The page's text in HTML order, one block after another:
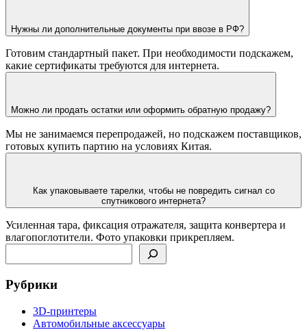
Нужны ли дополнительные документы при ввозе в РФ?
Готовим стандартный пакет. При необходимости подскажем,
какие сертификаты требуются для интернета.
Можно ли продать остатки или оформить обратную продажу?
Мы не занимаемся перепродажей, но подскажем поставщиков,
готовых купить партию на условиях Китая.
Как упаковываете тарелки, чтобы не повредить сигнал со
спутникового интернета?
Усиленная тара, фиксация отражателя, защита конвертера и
влагопоглотители. Фото упаковки прикрепляем.
Рубрики
3D-принтеры
Автомобильные аксессуары